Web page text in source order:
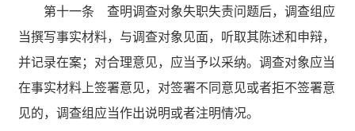
第十一条 查明调查对象失职失责问题后，调查组应
当撰写事实材料，与调查对象见面，听取其陈述和申辩，
并记录在案；对合理意见，应当予以采纳。调查对象应当
在事实材料上签署意见，对签署不同意见或者拒不签署意
见的，调查组应当作出说明或者注明情况。